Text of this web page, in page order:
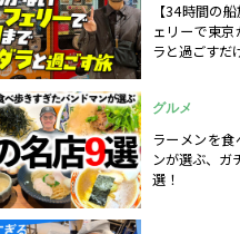
【34時間の
ェリーで東
ラと過ごすだ
グルメ
ラーメンを
ンが選ぶ、ガ
選！